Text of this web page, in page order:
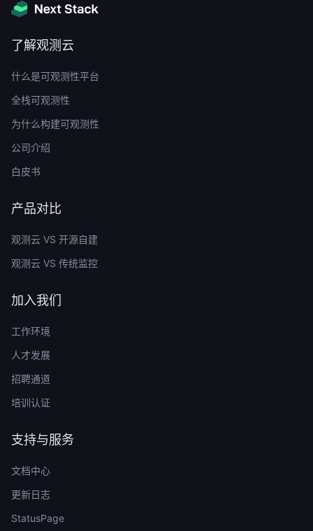
了解观测云
什么是可观测性平台
全栈可观测性
为什么构建可观测性
公司介绍
白皮书
产品对比
观测云 VS 开源自建
观测云 VS 传统监控
加入我们
工作环境
人才发展
招聘通道
培训认证
支持与服务
文档中心
更新日志
StatusPage